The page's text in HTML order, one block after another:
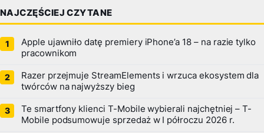
NAJCZĘŚCIEJ CZYTANE
Apple ujawniło datę premiery iPhone’a 18 – na razie tylko
pracownikom
Razer przejmuje StreamElements i wrzuca ekosystem dla
twórców na najwyższy bieg
Te smartfony klienci T-Mobile wybierali najchętniej – T-
Mobile podsumowuje sprzedaż w I półroczu 2026 r.